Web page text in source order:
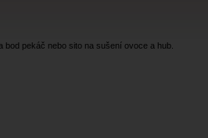
pekáč nebo sito na sušení ovoce a hub.